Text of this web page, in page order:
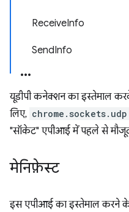
ReceiveInfo
SendInfo
यूडीपी कनेक्शन का इस्तेमाल
लिए, chrome.sockets.udp
"सॉकेट" एपीआई में पहले से
मेनिफ़ेस्ट
इस एपीआई का इस्तेमाल करने